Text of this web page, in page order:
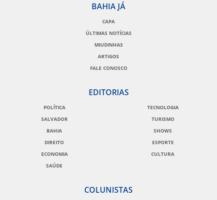
BAHIA JÁ
CAPA
ÚLTIMAS NOTÍCIAS
MIUDINHAS
ARTIGOS
FALE CONOSCO
EDITORIAS
POLÍTICA
SALVADOR
BAHIA
DIREITO
ECONOMIA
SAÚDE
TECNOLOGIA
TURISMO
SHOWS
ESPORTE
CULTURA
COLUNISTAS